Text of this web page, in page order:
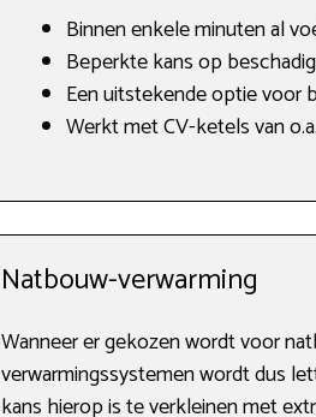
Binnen enkele minuten al
Beperkte kans op
Een uitstekende optie voor
Werkt met CV-ketels van
Natbouw-verwarming
Wanneer er gekozen wordt voor
verwarmingssystemen wordt dus
kans hierop is te verkleinen met